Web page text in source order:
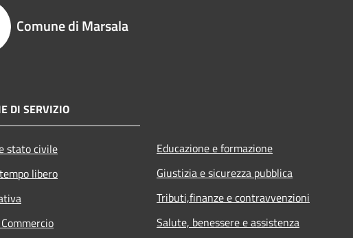
Comune di Marsala
DI SERVIZIO
stato civile
libero
Educazione e formazione
Giustizia e sicurezza pubblica
Tributi,finanze e contravvenzioni
Salute, benessere e assistenza